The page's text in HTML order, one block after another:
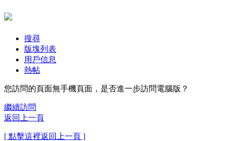
搜尋
版塊列表
用戶信息
熱帖
您訪問的頁面無手機頁面，是否進一步訪問電腦版？
繼續訪問
返回上一頁
[ 點擊這裡返回上一頁 ]